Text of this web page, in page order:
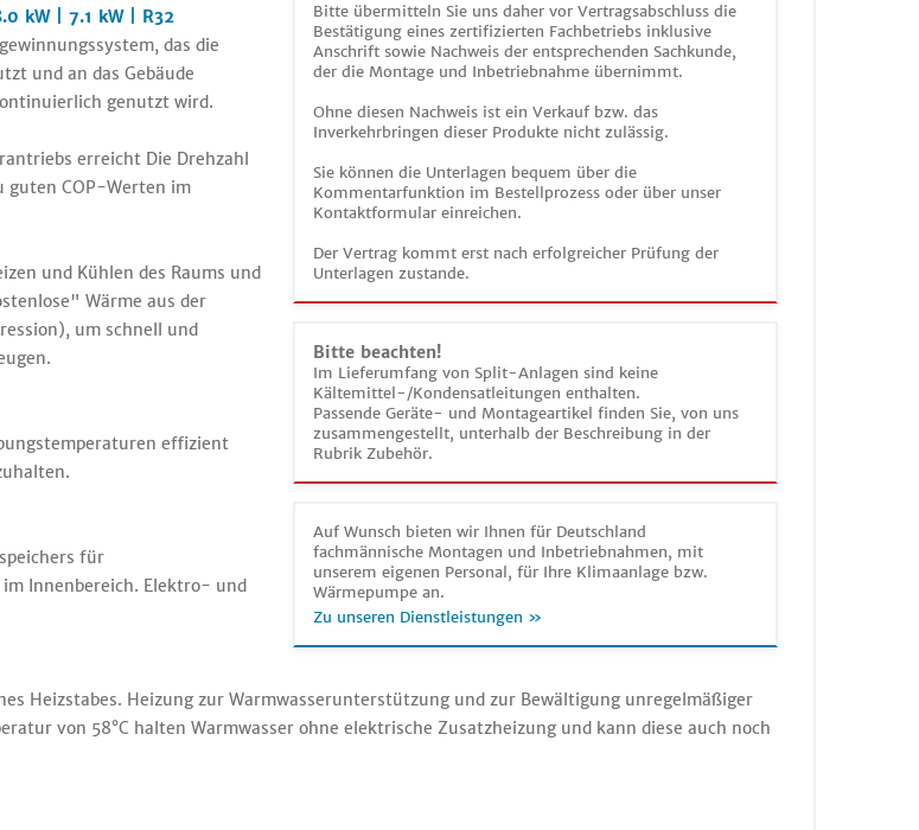
Bitte übermitteln Sie uns daher vor Vertragsabschluss die
Bestätigung eines zertifizierten Fachbetriebs inklusive
Anschrift sowie Nachweis der entsprechenden Sachkunde,
der die Montage und Inbetriebnahme übernimmt.
Ohne diesen Nachweis ist ein Verkauf bzw. das
Inverkehrbringen dieser Produkte nicht zulässig.
Sie können die Unterlagen bequem über die
Kommentarfunktion im Bestellprozess oder über unser
Kontaktformular einreichen.
Der Vertrag kommt erst nach erfolgreicher Prüfung der
Unterlagen zustande.
Bitte beachten!
Im Lieferumfang von Split-Anlagen sind keine
Kältemittel-/Kondensatleitungen enthalten.
Passende Geräte- und Montageartikel finden Sie, von uns
zusammengestellt, unterhalb der Beschreibung in der
Rubrik Zubehör.
Auf Wunsch bieten wir Ihnen für Deutschland
fachmännische Montagen und Inbetriebnahmen, mit
unserem eigenen Personal, für Ihre Klimaanlage bzw.
Wärmepumpe an.
Zu unseren Dienstleistungen »
kW | 7.1 kW | R32
das die
und an das Gebäude
genutzt wird.
erreicht Die Drehzahl
guten COP-Werten im
und Kühlen des Raums und
Wärme aus der
um schnell und
effizient
für
Innenbereich. Elektro- und
Heizstabes. Heizung zur Warmwasserunterstützung und zur Bewältigung unregelmäßiger
von 58°C halten Warmwasser ohne elektrische Zusatzheizung und kann diese auch noch